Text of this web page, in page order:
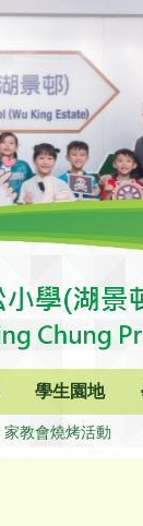
學生園地
家教會燒烤活動